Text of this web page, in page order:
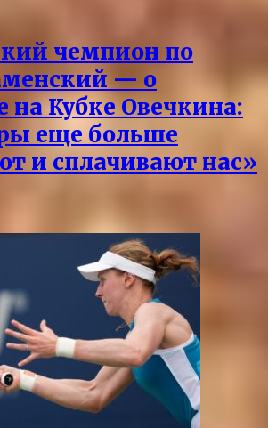
чемпион по
— о
на Кубке Овечкина:
еще больше
и сплачивают нас»